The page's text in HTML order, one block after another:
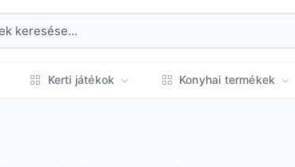
Kerti játékok Konyhai termékek